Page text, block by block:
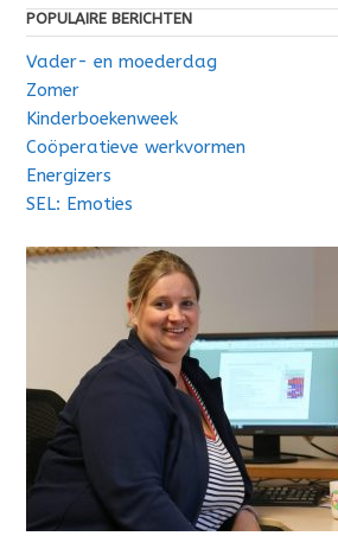
POPULAIRE BERICHTEN
Vader- en moederdag
Zomer
Kinderboekenweek
Coöperatieve werkvormen
Energizers
SEL: Emoties